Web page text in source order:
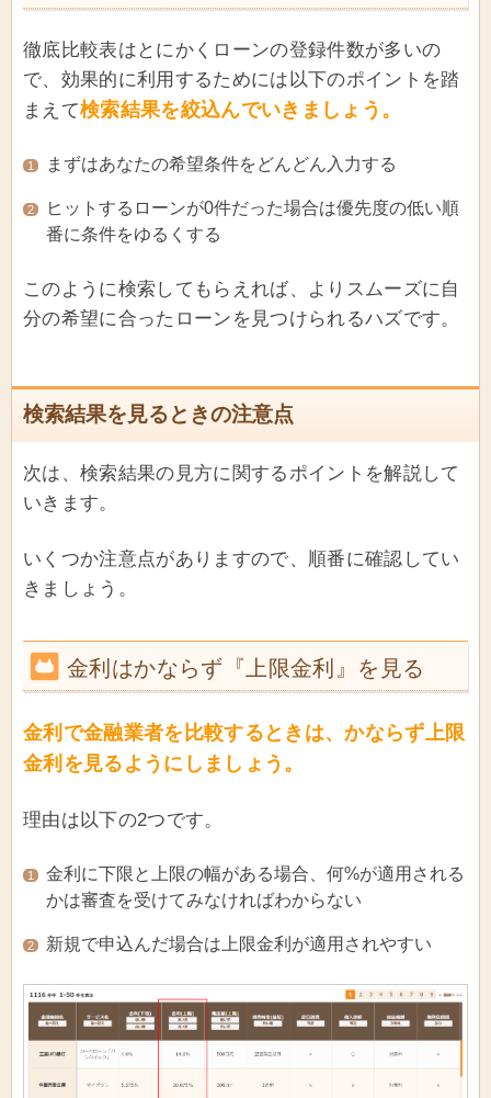
徹底比較表はとにかくローンの登録件数が多いの
で、効果的に利用するためには以下のポイントを踏
まえて検索結果を絞込んでいきましょう。
1 まずはあなたの希望条件をどんどん入力する
2
ヒットするローンが0件だった場合は優先度の低い順
番に条件をゆるくする
このように検索してもらえれば、よりスムーズに自
分の希望に合ったローンを見つけられるハズです。
検索結果を見るときの注意点
次は、検索結果の見方に関するポイントを解説して
いきます。
いくつか注意点がありますので、順番に確認してい
きましょう。
金利はかならず『上限金利』を見る
金利で金融業者を比較するときは、かならず上限
金利を見るようにしましょう。
理由は以下の2つです。
1
金利に下限と上限の幅がある場合、何%が適用される
かは審査を受けてみなければわからない
2 新規で申込んだ場合は上限金利が適用されやすい